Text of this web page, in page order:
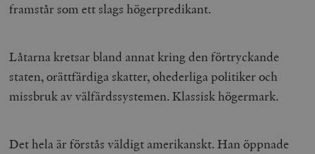
framstår som ett slags högerpredikant.
Låtarna kretsar bland annat kring den förtryckande
staten, orättfärdiga skatter, ohederliga politiker och
missbruk av välfärdssystemen. Klassisk högermark.
Det hela är förstås väldigt amerikanskt. Han öppnade